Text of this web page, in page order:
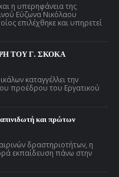
η υπερηφάνεια της
Εύζωνα Νικόλαου
επιλέχθηκε και υπηρετεί
ΤΟΥ Γ. ΣΚΟΚΑ
καταγγέλλει την
προέδρου του Εργατικού
και πρώτων
δραστηριοτήτων, η
εκπαίδευση πάνω στην